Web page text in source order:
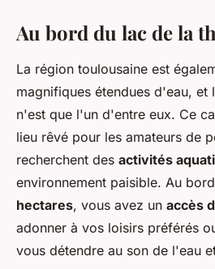
Au bord du lac de la
La région toulousaine est
magnifiques étendues d'eau, et
n'est que l'un d'entre eux. Ce
lieu rêvé pour les amateurs de
recherchent des activités
environnement paisible. Au
hectares, vous avez un accès
adonner à vos loisirs préférés
vous détendre au son de l'eau